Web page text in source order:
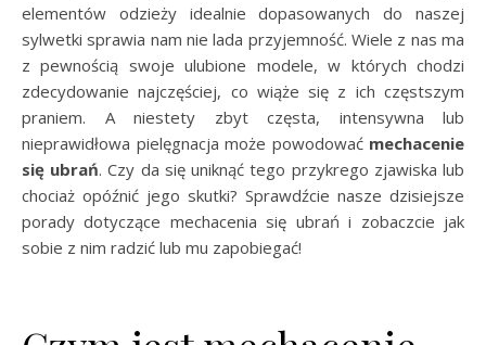
elementów odzieży idealnie dopasowanych do naszej
sylwetki sprawia nam nie lada przyjemność. Wiele z nas ma
z pewnością swoje ulubione modele, w których chodzi
zdecydowanie najczęściej, co wiąże się z ich częstszym
praniem. A niestety zbyt częsta, intensywna lub
nieprawidłowa pielęgnacja może powodować mechacenie
się ubrań. Czy da się uniknąć tego przykrego zjawiska lub
chociaż opóźnić jego skutki? Sprawdźcie nasze dzisiejsze
porady dotyczące mechacenia się ubrań i zobaczcie jak
sobie z nim radzić lub mu zapobiegać!